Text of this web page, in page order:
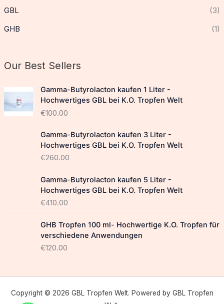
GBL (3)
GHB (1)
Our Best Sellers
Gamma-Butyrolacton kaufen 1 Liter -
Hochwertiges GBL bei K.O. Tropfen Welt
€100.00
Gamma-Butyrolacton kaufen 3 Liter -
Hochwertiges GBL bei K.O. Tropfen Welt
€260.00
Gamma-Butyrolacton kaufen 5 Liter -
Hochwertiges GBL bei K.O. Tropfen Welt
€410.00
GHB Tropfen 100 ml- Hochwertige K.O. Tropfen für
verschiedene Anwendungen
€120.00
Copyright © 2026 GBL Tropfen Welt. Powered by GBL Tropfen